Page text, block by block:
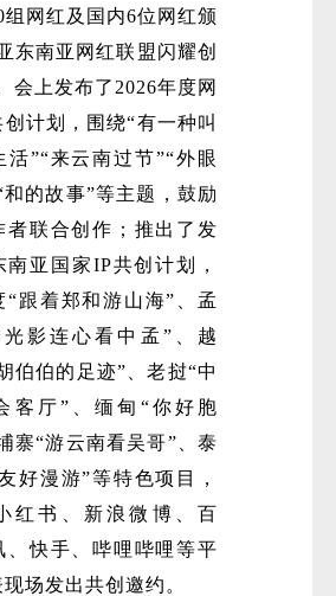
组网红及国内6位网红颁
东南亚网红联盟闪耀创
会上发布了2026年度网
计划，围绕“有一种叫
活”“来云南过节”“外眼
和的故事”等主题，鼓励
者联合创作；推出了发
南亚国家IP共创计划，
“跟着郑和游山海”、孟
影连心看中孟”、越
伯伯的足迹”、老挝“中
客厅”、缅甸“你好胞
寨“游云南看吴哥”、泰
好漫游”等特色项目，
红书、新浪微博、百
、快手、哔哩哔哩等平
场发出共创邀约。